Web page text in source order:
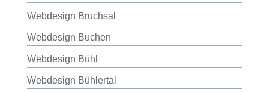
Webdesign Bruchsal
Webdesign Buchen
Webdesign Bühl
Webdesign Bühlertal